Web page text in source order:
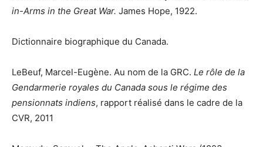
in-Arms in the Great War. James Hope, 1922.
Dictionnaire biographique du Canada.
LeBeuf, Marcel-Eugène. Au nom de la GRC. Le rôle de la
Gendarmerie royales du Canada sous le régime des
pensionnats indiens, rapport réalisé dans le cadre de la
CVR, 2011